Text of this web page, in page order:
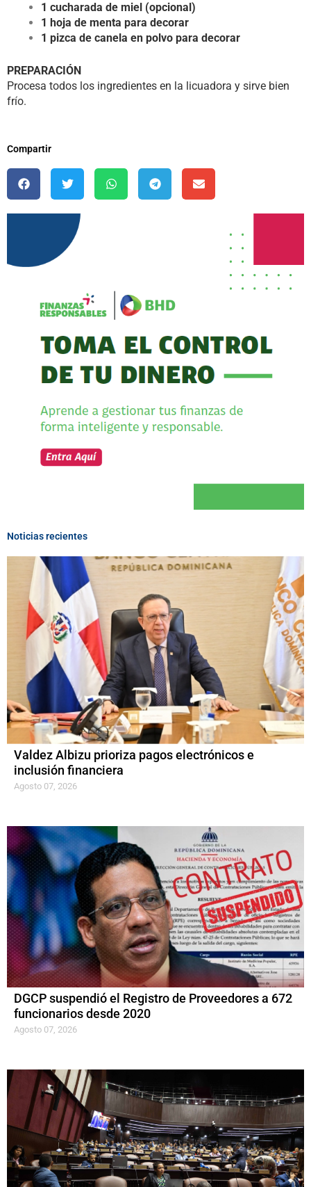
1 cucharada de miel (opcional)
1 hoja de menta para decorar
1 pizca de canela en polvo para decorar
PREPARACIÓN
Procesa todos los ingredientes en la licuadora y sirve bien
frío.
Compartir
Noticias recientes
Valdez Albizu prioriza pagos electrónicos e
inclusión financiera
Agosto 07, 2026
DGCP suspendió el Registro de Proveedores a 672
funcionarios desde 2020
Agosto 07, 2026